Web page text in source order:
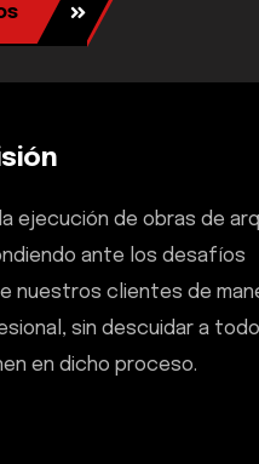
ejecución de obras de
ante los desafíos
nuestros clientes de
sin descuidar a
en dicho proceso.